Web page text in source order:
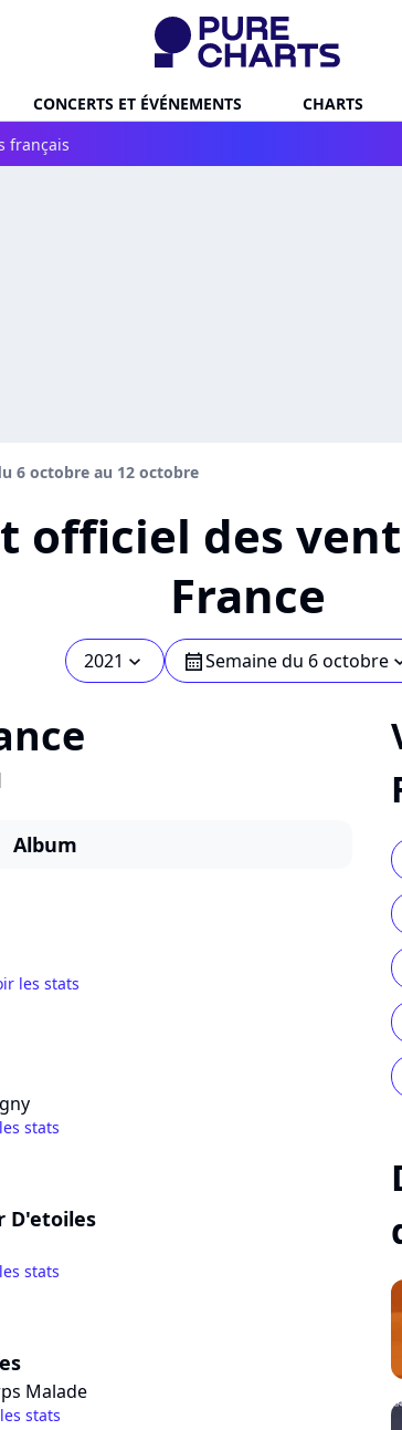
CONCERTS ET ÉVÉNEMENTS CHARTS
français
6 octobre au 12 octobre
officiel des
France
2021 chevron_bot calendarSemaine du 6 octobre
Album
les stats
stats
D'etoiles
stats
Malade
stats